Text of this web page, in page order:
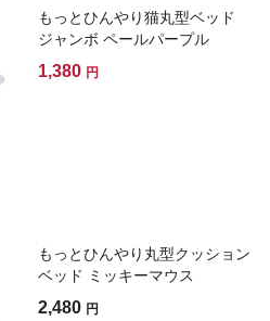
もっとひんやり猫丸型ベッド
ジャンボ ペールパープル
1,380 円
もっとひんやり丸型クッション
ベッド ミッキーマウス
2,480 円